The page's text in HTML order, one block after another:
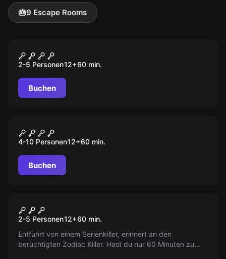
🎂9 Escape Rooms
OPERATION: F.A.S.T.
2-5 Personen12+60 min.
Buchen
FINAL EXAM HEAD-TO-HEAD
4-10 Personen12+60 min.
Buchen
Zodiac Killer
2-5 Personen12+60 min.
Entführt von einem Serienkiller, erinnert an den
berüchtigten Zodiac Killer. Hast du nur 60 Minuten zu